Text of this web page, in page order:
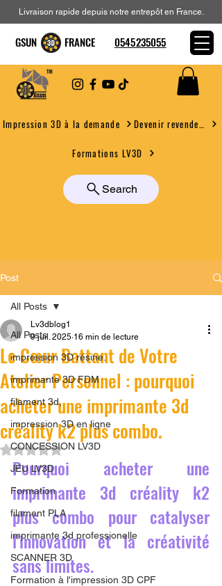
Impression 3D à la demande
Formations LV3D
Search
Livraison rapide depuis notre entrepôt en France.
GSUN FRANCE 0545235055
Post
All Posts
impression 3D résine.
imprimante 3D FDM
filament 3d,
impression 3D en ligne
CONCESSION LV3D
JEU LV3D
Formation
filament PLA
imprimante 3d professionelle
SCANNER 3D
Formation à l'impression 3D CPF
All Posts
Le Cœur Battant de Votre
Atelier Personnel : pourquoi
acheter une imprimante 3d
créality k2 plus combo.
Lv3dblog1
9 juil. 2025 16 min de lecture
Noté NaN étoiles sur 5.
Pourquoi acheter une
imprimante 3d créality k2
plus combo pour catalyser
l'innovation et la créativité
sans limites.